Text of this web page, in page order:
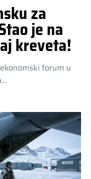
za
je na
kreveta!
forum u